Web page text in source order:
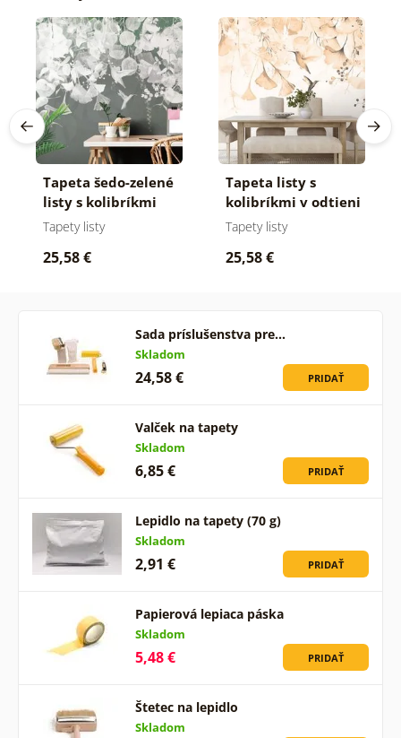
Tapeta šedo-zelené
listy s kolibríkmi
Tapety listy
25,58 €
Tapeta listy s
kolibríkmi v odtieni
Peach Fuzz
Tapety listy
25,58 €
Sada príslušenstva pre…
Skladom
24,58 € PRIDAŤ
Valček na tapety
Skladom
6,85 € PRIDAŤ
Lepidlo na tapety (70 g)
Skladom
2,91 € PRIDAŤ
Papierová lepiaca páska
Skladom
5,48 € PRIDAŤ
Štetec na lepidlo
Skladom